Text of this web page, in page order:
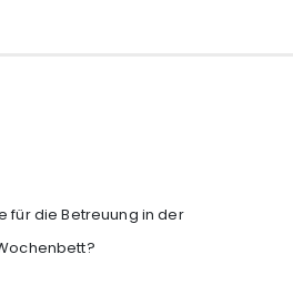
für die Betreuung in der